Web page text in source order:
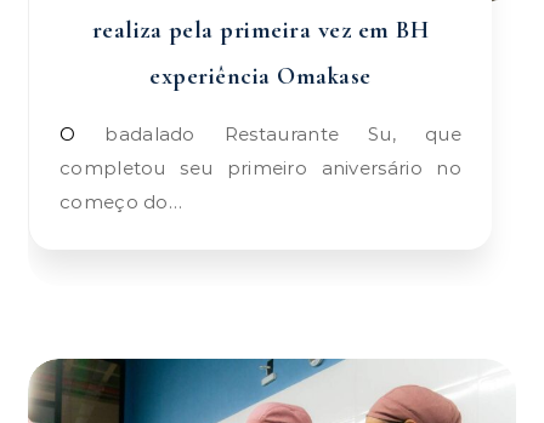
realiza pela primeira vez em BH
experiência Omakase
O badalado Restaurante Su, que
completou seu primeiro aniversário no
começo do…